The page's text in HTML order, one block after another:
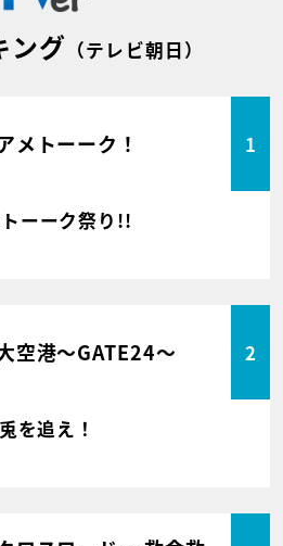
ング （テレビ朝日）
メトーーク！ 1
ーーク祭り!!
空港～GATE24～ 2
を追え！